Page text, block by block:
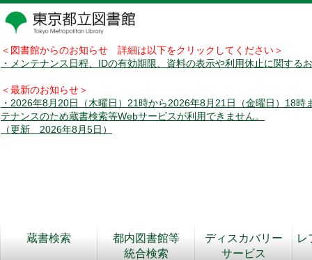
＜図書館からのお知らせ 詳細は以下をクリックしてください＞
・メンテナンス日程、IDの有効期限、資料の表示や利用休止に関する
＜最新のお知らせ＞
・2026年8月20日（木曜日）21時から2026年8月21日（金曜日）18時
テナンスのため蔵書検索等Webサービスが利用できません。
（更新 2026年8月5日）
蔵書検索
都内図書館等
統合検索
ディスカバリー
サービス
レ